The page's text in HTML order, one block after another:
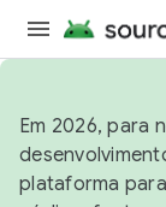
Em 2026, para
plataforma